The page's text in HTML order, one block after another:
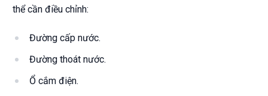
thể cần điều chỉnh:
Đường cấp nước.
Đường thoát nước.
Ổ cắm điện.